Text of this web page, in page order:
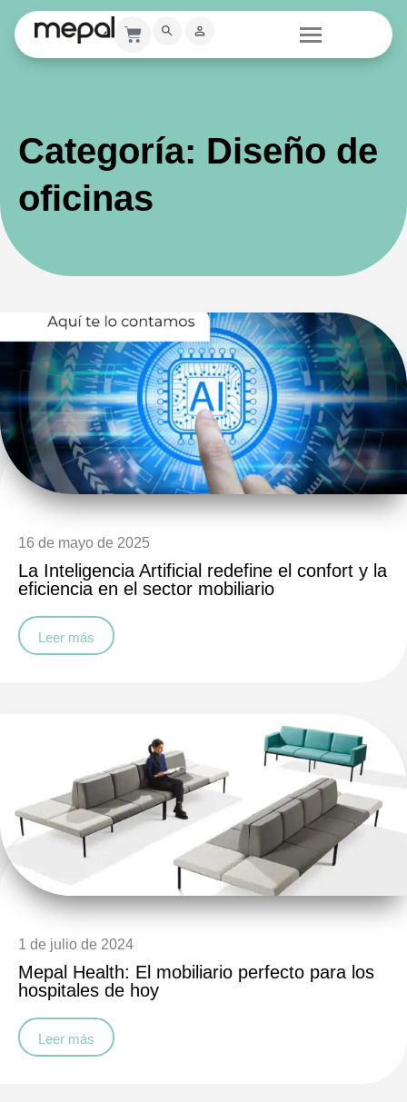
Categoría: Diseño de
oficinas
16 de mayo de 2025
La Inteligencia Artificial redefine el confort y la
eficiencia en el sector mobiliario
Leer más
1 de julio de 2024
Mepal Health: El mobiliario perfecto para los
hospitales de hoy
Leer más